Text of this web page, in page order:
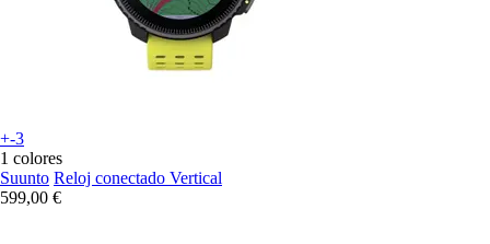
+-3
1 colores
Suunto Reloj conectado Vertical
599,00 €